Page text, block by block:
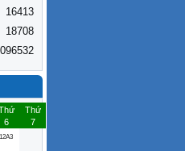
16413
18708
6
Thứ
7
12A3